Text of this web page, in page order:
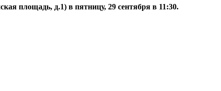
площадь, д.1) в пятницу, 29 сентября в 11:30.